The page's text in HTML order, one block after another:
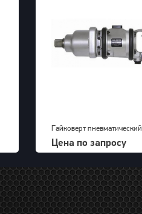
Гайковерт пневматический
KAWASAKI KPT-55SA
Цена по запросу